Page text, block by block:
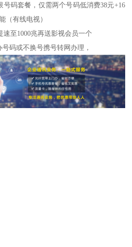
码套餐，仅需两个号码低消费38元+16
（有线电视）
速至1000兆再送影视会员一个
码或不换号携号转网办理，